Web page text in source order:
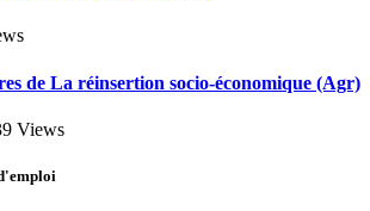
de La réinsertion socio-économique (Agr)
Views